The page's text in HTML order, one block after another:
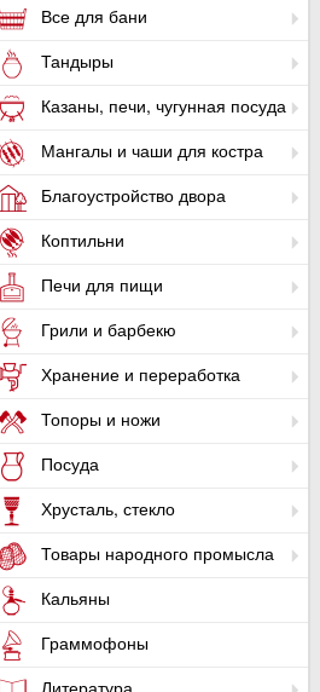
Все для бани
Тандыры
Казаны, печи, чугунная посуда
Мангалы и чаши для костра
Благоустройство двора
Коптильни
Печи для пищи
Грили и барбекю
Хранение и переработка
Топоры и ножи
Посуда
Хрусталь, стекло
Товары народного промысла
Кальяны
Граммофоны